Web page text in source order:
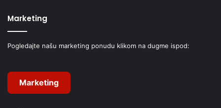
Marketing
Pogledajte našu marketing ponudu klikom na dugme ispod:
Marketing